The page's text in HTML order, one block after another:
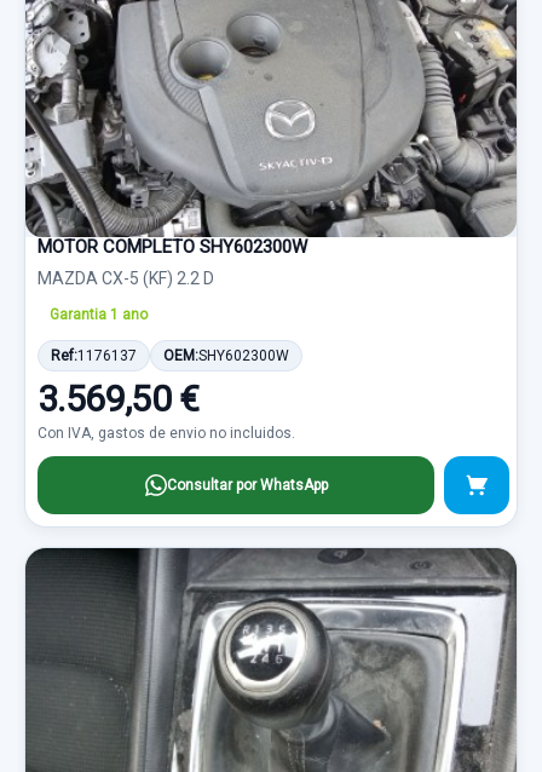
MOTOR COMPLETO SHY602300W
MAZDA CX-5 (KF) 2.2 D
Garantia 1 ano
Ref:1176137 OEM:SHY602300W
3.569,50 €
Con IVA, gastos de envio no incluidos.
Consultar por WhatsApp